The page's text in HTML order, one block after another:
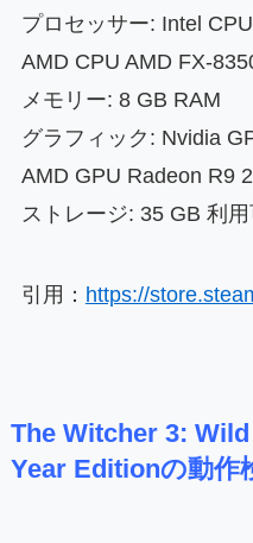
プロセッサー: Intel
AMD CPU AMD FX-
メモリー: 8 GB RAM
グラフィック: Nvidia
AMD GPU Radeon R9
ストレージ: 35 GB 利
引用： https://
The Witcher 3:
Year Editionの動作